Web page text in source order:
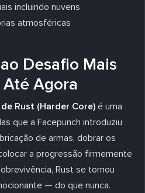
incluindo nuvens
atmosféricas
Desafio Mais
Agora
Rust (Harder Core) é uma
que a Facepunch introduziu
de armas, dobrar os
a progressão firmemente
Rust se tornou
— do que nunca.